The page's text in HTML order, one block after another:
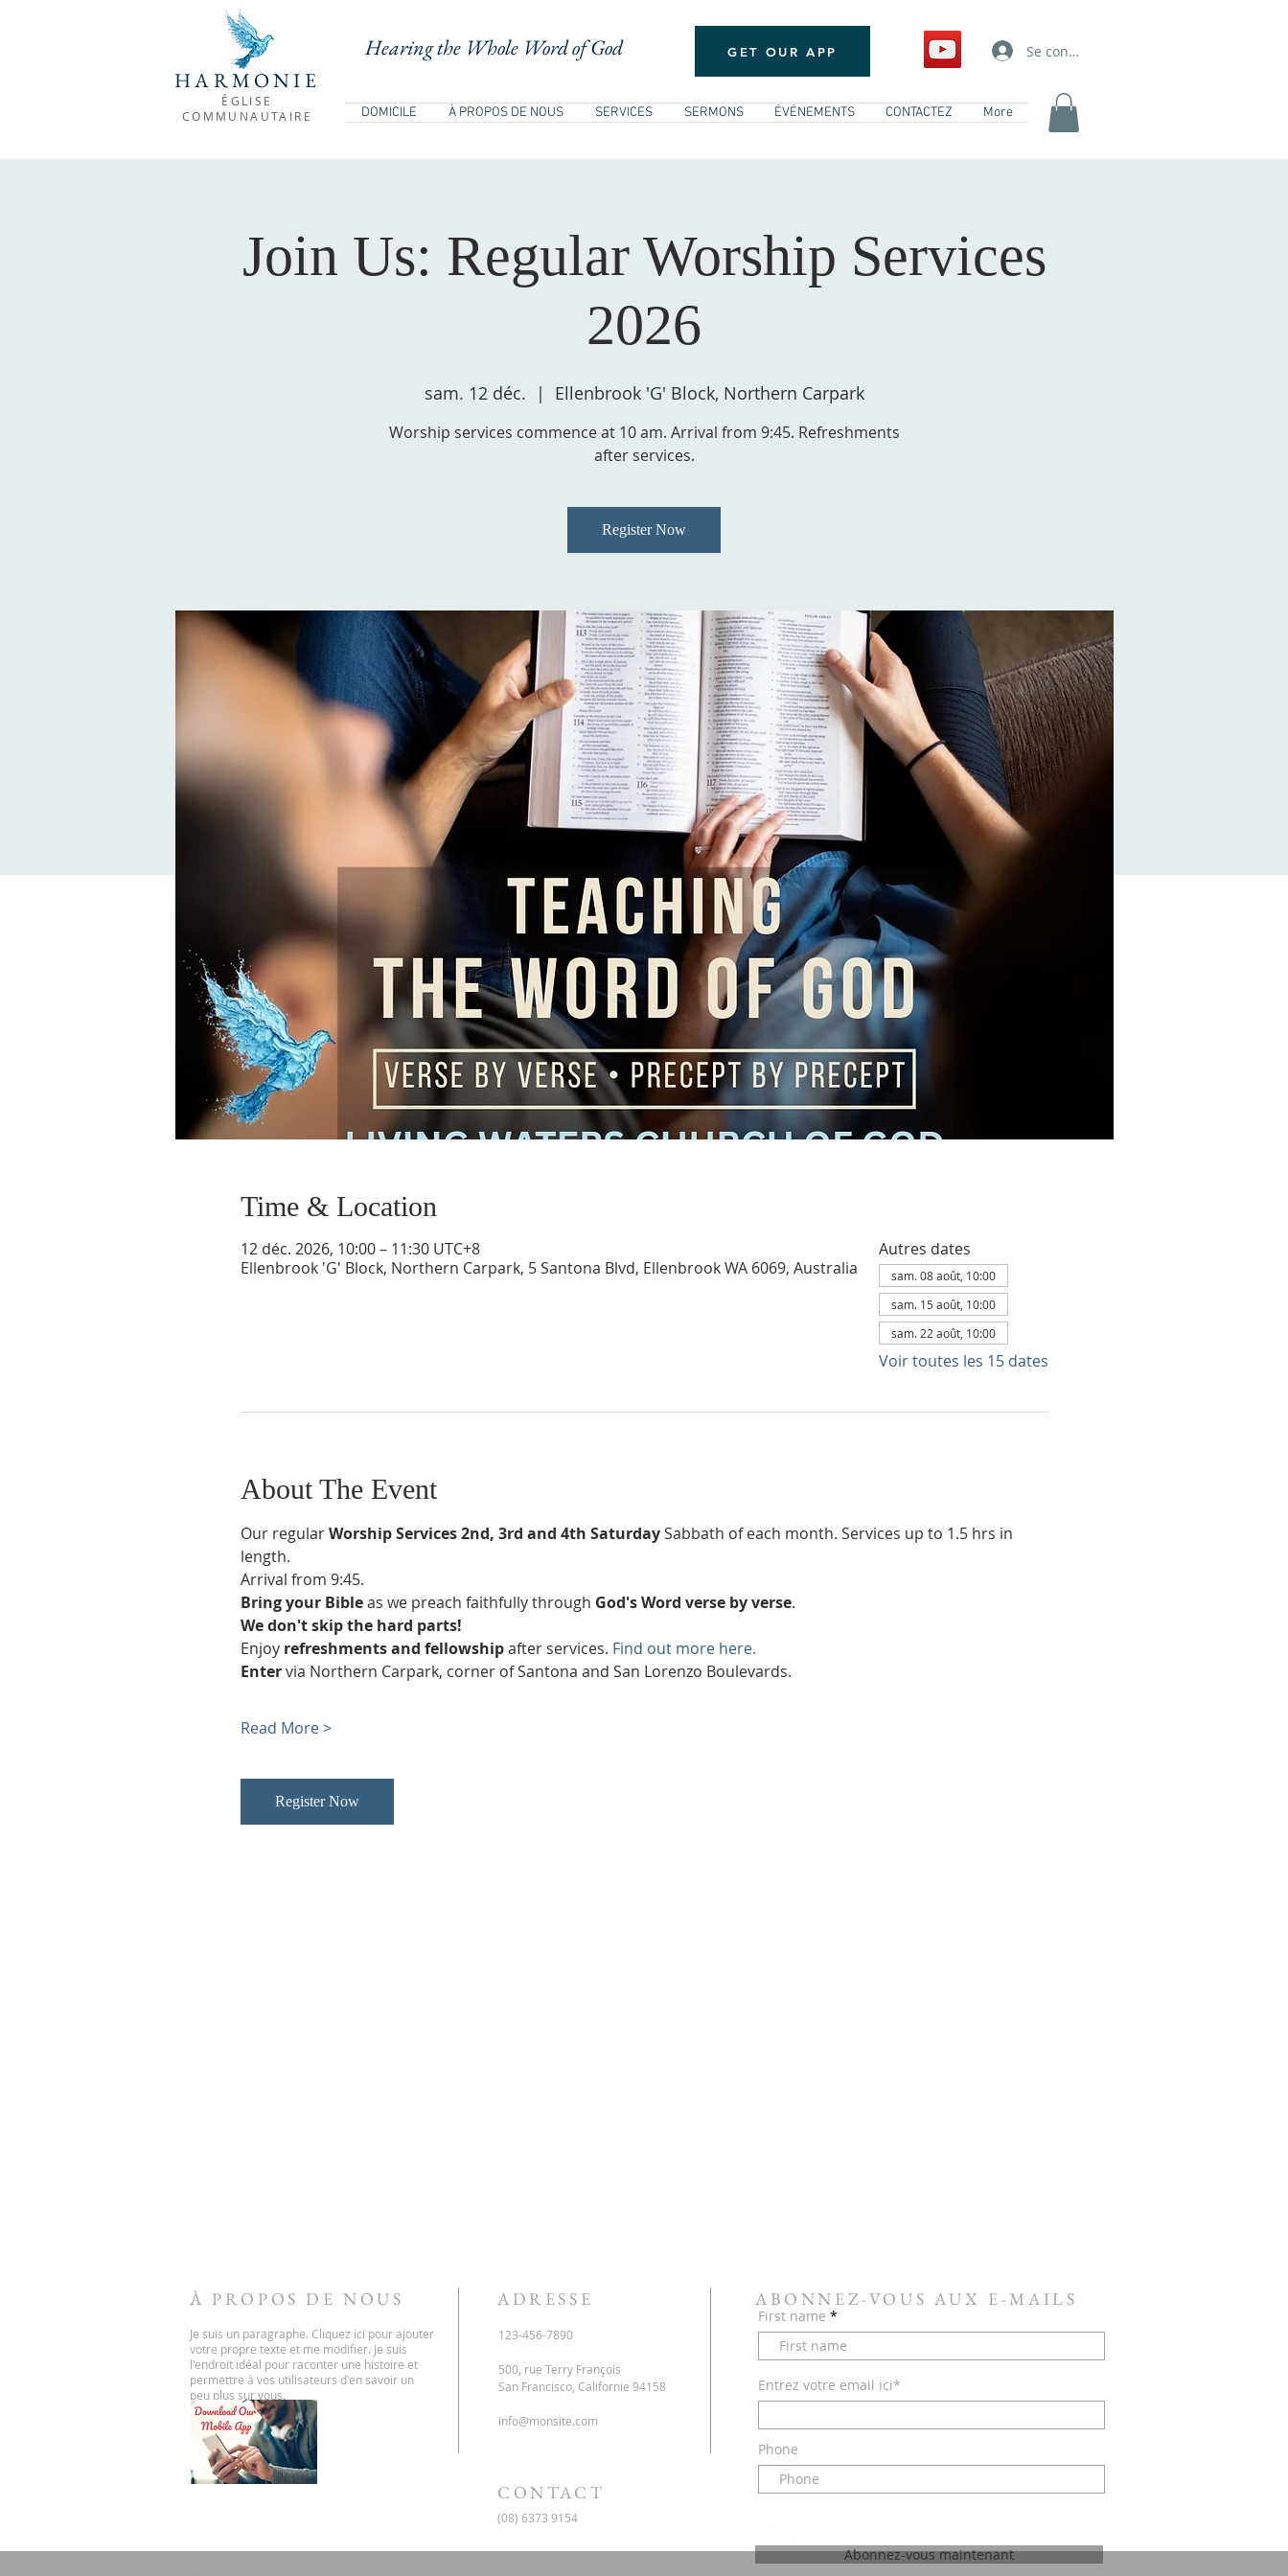
HARMONIE
ÉGLISE
COMMUNAUTAIRE
GET OUR APP
DOMICILE À PROPOS DE NOUS SERVICES SERMONS ÉVÉNEMENTS CONTACTEZ More
Se connecter
Hearing the Whole Word of God
Join Us: Regular Worship Services
2026
sam. 12 déc.
  |
Ellenbrook 'G' Block, Northern Carpark
Worship services commence at 10 am. Arrival from 9:45. Refreshments
after services.
Register Now
Time & Location
12 déc. 2026, 10:00 – 11:30 UTC+8
Ellenbrook 'G' Block, Northern Carpark, 5 Santona Blvd, Ellenbrook WA 6069, Australia
Autres dates
sam. 08 août, 10:00
sam. 15 août, 10:00
sam. 22 août, 10:00
Voir toutes les 15 dates
About The Event
Our regular Worship Services 2nd, 3rd and 4th Saturday Sabbath of each month. Services up to 1.5 hrs in
length.
Arrival from 9:45.
Bring your Bible as we preach faithfully through God's Word verse by verse.
We don't skip the hard parts!
Enjoy refreshments and fellowship after services. Find out more here.
Enter via Northern Carpark, corner of Santona and San Lorenzo Boulevards.
Read More >
Register Now
À PROPOS DE NOUS
Je suis un paragraphe. Cliquez ici pour ajouter
votre propre texte et me modifier. Je suis
l'endroit idéal pour raconter une histoire et
permettre à vos utilisateurs d'en savoir un
peu plus sur vous.
ADRESSE
123-456-7890
500, rue Terry François
San Francisco, Californie 94158
info@monsite.com
ABONNEZ-VOUS AUX E-MAILS
First name
Entrez votre email ici*
Phone
Abonnez-vous maintenant
CONTACT
(08) 6373 9154